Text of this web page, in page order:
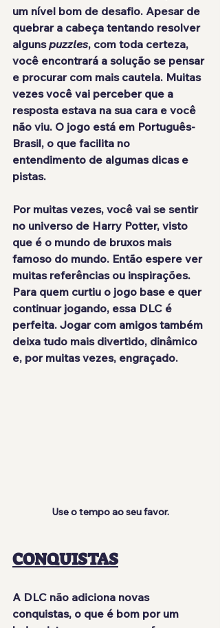
um nível bom de desafio. Apesar de
quebrar a cabeça tentando resolver
alguns puzzles, com toda certeza,
você encontrará a solução se pensar
e procurar com mais cautela. Muitas
vezes você vai perceber que a
resposta estava na sua cara e você
não viu. O jogo está em Português-
Brasil, o que facilita no
entendimento de algumas dicas e
pistas.
Por muitas vezes, você vai se sentir
no universo de Harry Potter, visto
que é o mundo de bruxos mais
famoso do mundo. Então espere ver
muitas referências ou inspirações.
Para quem curtiu o jogo base e quer
continuar jogando, essa DLC é
perfeita. Jogar com amigos também
deixa tudo mais divertido, dinâmico
e, por muitas vezes, engraçado.
Use o tempo ao seu favor.
CONQUISTAS
A DLC não adiciona novas
conquistas, o que é bom por um